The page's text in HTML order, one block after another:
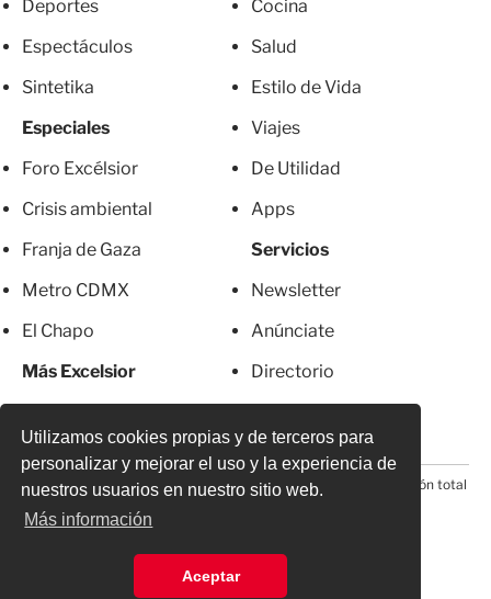
Utilizamos cookies propias y de terceros para
personalizar y mejorar el uso y la experiencia de
nuestros usuarios en nuestro sitio web.
Más información
Aceptar
Deportes
Espectáculos
Sintetika
Especiales
Foro Excélsior
Crisis ambiental
Franja de Gaza
Metro CDMX
El Chapo
Más Excelsior
Cocina
Salud
Estilo de Vida
Viajes
De Utilidad
Apps
Servicios
Newsletter
Anúnciate
Directorio
© 2026 Todos los derechos reservados. Prohibida la reproducción total
o parcial, incluyendo cualquier medio electrónico*